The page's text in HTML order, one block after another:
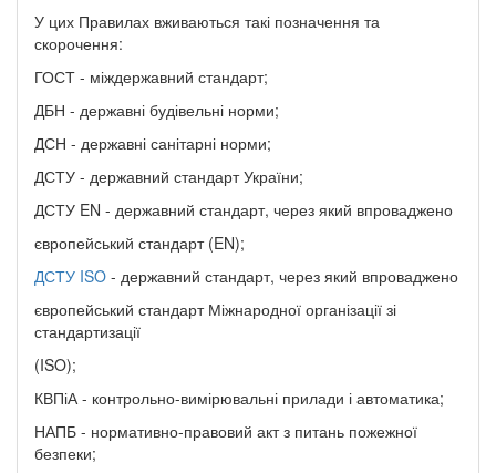
У цих Правилах вживаються такі позначення та
скорочення:
ГОСТ - міждержавний стандарт;
ДБН - державні будівельні норми;
ДСН - державні санітарні норми;
ДСТУ - державний стандарт України;
ДСТУ EN - державний стандарт, через який впроваджено
європейський стандарт (EN);
ДСТУ ISO - державний стандарт, через який впроваджено
європейський стандарт Міжнародної організації зі
стандартизації
(ISO);
КВПіА - контрольно-вимірювальні прилади і автоматика;
НАПБ - нормативно-правовий акт з питань пожежної
безпеки;